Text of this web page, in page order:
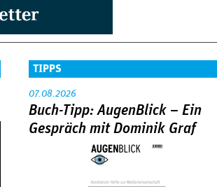
TIPPS
07.08.2026
Buch-Tipp: AugenBlick – Ein
Gespräch mit Dominik Graf